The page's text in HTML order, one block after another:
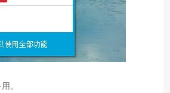
。